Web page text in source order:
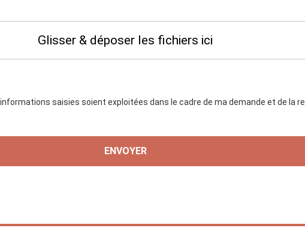
Glisser & déposer les fichiers ici
saisies soient exploitées dans le cadre de ma demande et de la